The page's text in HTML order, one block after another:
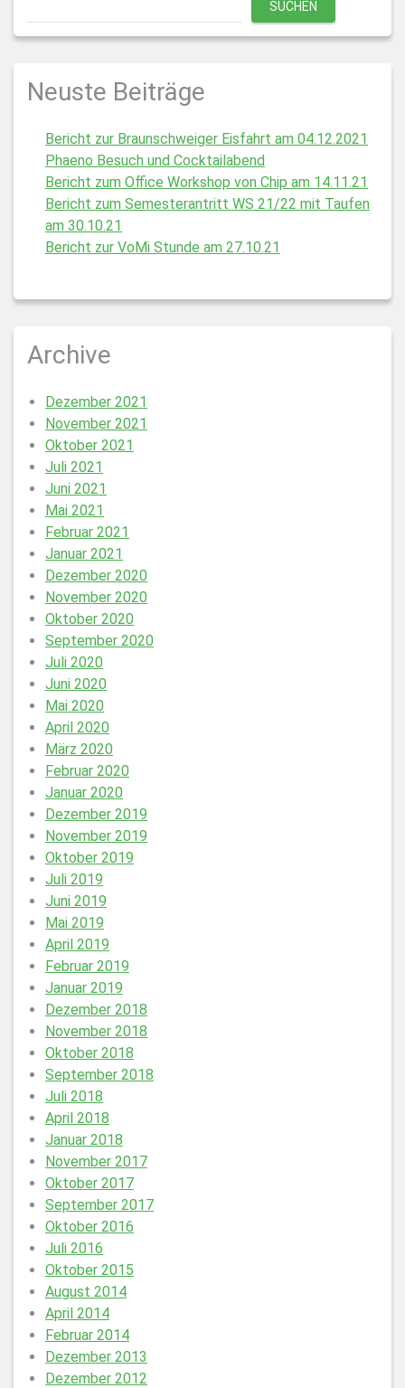
SUCHEN
Neuste Beiträge
Bericht zur Braunschweiger Eisfahrt am 04.12.2021
Phaeno Besuch und Cocktailabend
Bericht zum Office Workshop von Chip am 14.11.21
Bericht zum Semesterantritt WS 21/22 mit Taufen
am 30.10.21
Bericht zur VoMi Stunde am 27.10.21
Archive
Dezember 2021
November 2021
Oktober 2021
Juli 2021
Juni 2021
Mai 2021
Februar 2021
Januar 2021
Dezember 2020
November 2020
Oktober 2020
September 2020
Juli 2020
Juni 2020
Mai 2020
April 2020
März 2020
Februar 2020
Januar 2020
Dezember 2019
November 2019
Oktober 2019
Juli 2019
Juni 2019
Mai 2019
April 2019
Februar 2019
Januar 2019
Dezember 2018
November 2018
Oktober 2018
September 2018
Juli 2018
April 2018
Januar 2018
November 2017
Oktober 2017
September 2017
Oktober 2016
Juli 2016
Oktober 2015
August 2014
April 2014
Februar 2014
Dezember 2013
Dezember 2012